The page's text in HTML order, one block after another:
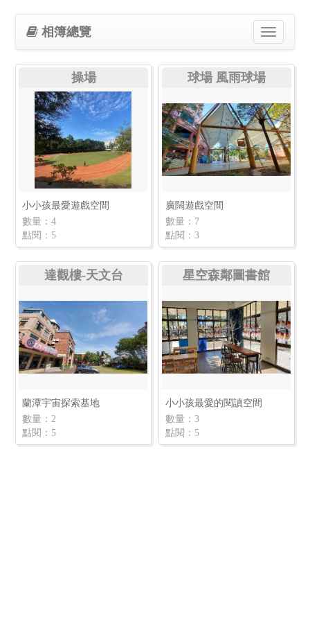
Toggle
navigation
相簿總覽
操場
小小孩最愛遊戲空間
數量：4
點閱：5
球場 風雨球場
廣闊遊戲空間
數量：7
點閱：3
達觀樓-天文台
蘭潭宇宙探索基地
數量：2
點閱：5
星空森鄰圖書館
小小孩最愛的閱讀空間
數量：3
點閱：5